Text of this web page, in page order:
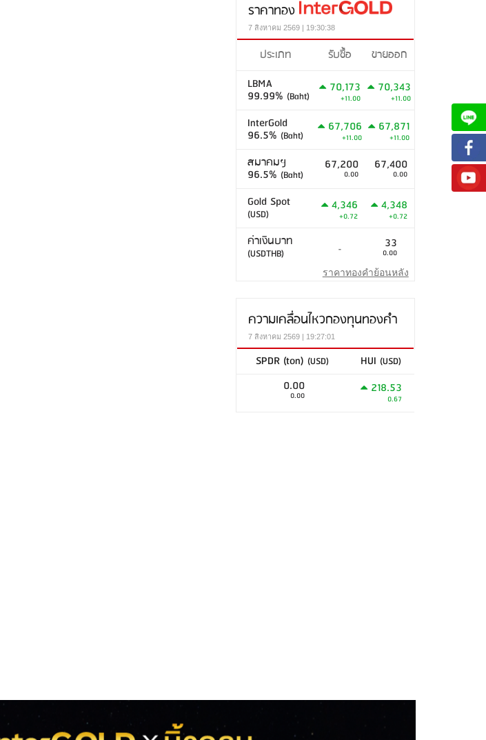
ราคาทอง
7 สิงหาคม 2569 | 19:30:38
ประเภท รับซื้อ
ขายออก
LBMA
99.99% (Baht)
70,173
+11.00
70,343
+11.00
InterGold
96.5% (Baht)
67,706
+11.00
67,871
+11.00
สมาคมฯ
96.5% (Baht)
67,200
0.00
67,400
0.00
Gold Spot
(USD)
4,346
+0.72
4,348
+0.72
ค่าเงินบาท
(USDTHB) - 33
0.00
ราคาทองคำย้อนหลัง
ความเคลื่อนไหวกองทุนทองคำ
7 สิงหาคม 2569 | 19:27:01
SPDR (ton) (USD) HUI (USD)
0.00
0.00 218.53
0.67